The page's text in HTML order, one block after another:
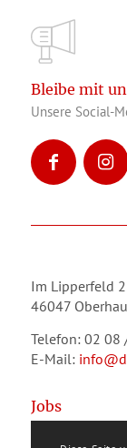
Bleibe mit
Unsere Social-
Im Lipperfeld
46047
Telefon: 02 08
E-Mail:
Jobs